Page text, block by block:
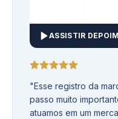
ASSISTIR
"Esse registro da
passo muito
atuamos em um